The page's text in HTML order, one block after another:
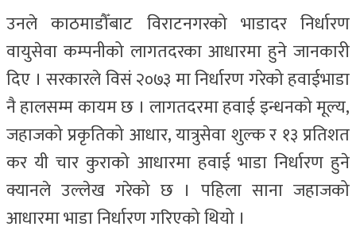
उनले काठमाडौँबाट विराटनगरको भाडादर निर्धारण
वायुसेवा कम्पनीको लागतदरका आधारमा हुने जानकारी
दिए । सरकारले विसं २०७३ मा निर्धारण गरेको हवाईभाडा
नै हालसम्म कायम छ । लागतदरमा हवाई इन्धनको मूल्य,
जहाजको प्रकृतिको आधार, यात्रुसेवा शुल्क र १३ प्रतिशत
कर यी चार कुराको आधारमा हवाई भाडा निर्धारण हुने
क्यानले उल्लेख गरेको छ । पहिला साना जहाजको
आधारमा भाडा निर्धारण गरिएको थियो ।